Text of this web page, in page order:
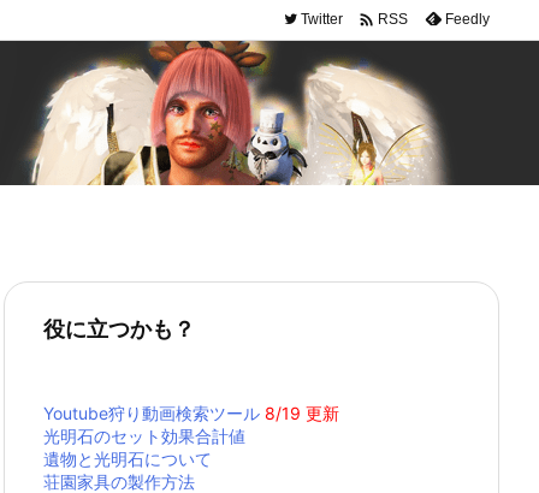
Twitter  RSS Feedly
役に立つかも？
Youtube狩り動画検索ツール 8/19 更新
光明石のセット効果合計値
遺物と光明石について
荘園家具の製作方法